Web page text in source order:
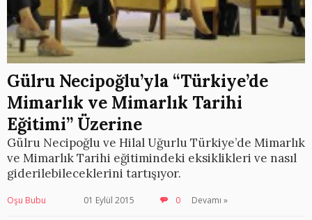
Gülru Necipoğlu’yla “Türkiye’de
Mimarlık ve Mimarlık Tarihi
Eğitimi” Üzerine
Gülru Necipoğlu ve Hilal Uğurlu Türkiye’de Mimarlık
ve Mimarlık Tarihi eğitimindeki eksiklikleri ve nasıl
giderilebileceklerini tartışıyor.
Oşu Bubu 01 Eylül 2015 0 Devamı »